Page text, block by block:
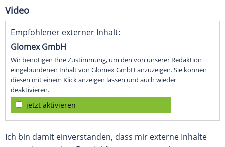
Video
Empfohlener externer Inhalt:
Glomex GmbH
Wir benötigen Ihre Zustimmung, um den von unserer Redaktion
eingebundenen Inhalt von Glomex GmbH anzuzeigen. Sie können
diesen mit einem Klick anzeigen lassen und auch wieder
deaktivieren.
jetzt aktivieren
Ich bin damit einverstanden, dass mir externe Inhalte